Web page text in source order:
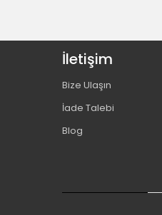
İletişim
Bize Ulaşın
İade Talebi
Blog